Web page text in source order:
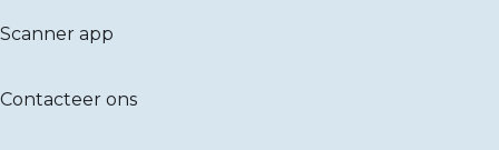
Scanner app
Contacteer ons